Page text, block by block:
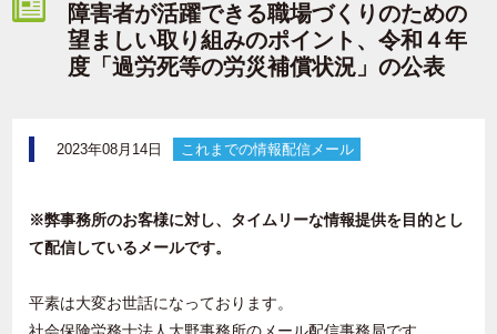
障害者が活躍できる職場づくりのための
望ましい取り組みのポイント、令和４年
度「過労死等の労災補償状況」の公表
2023年08月14日 これまでの情報配信メール
※弊事務所のお客様に対し、タイムリーな情報提供を目的とし
て配信しているメールです。
平素は大変お世話になっております。